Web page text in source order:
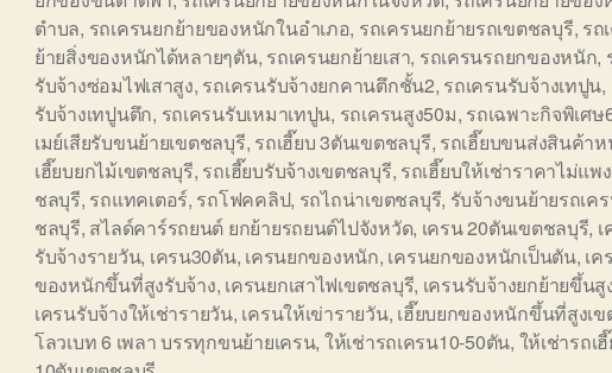
ตำบล, รถเครนยกย้ายของหนักในอำเภอ, รถเครนยกย้ายรถเขตชลบุรี, รถ
ย้ายสิ่งของหนักได้หลายๆตัน, รถเครนยกย้ายเสา, รถเครนรถยกของหนัก,
รับจ้างซ่อมไฟเสาสูง, รถเครนรับจ้างยกคานตึกชั้น2, รถเครนรับจ้างเทปูน,
รับจ้างเทปูนตึก, รถเครนรับเหมาเทปูน, รถเครนสูง50ม, รถเฉพาะกิจพิเศษ
เมย์เสียรับขนย้ายเขตชลบุรี, รถเฮี๊ยบ 3ตันเขตชลบุรี, รถเฮี๊ยบขนส่งสินค้า
เฮี๊ยบยกไม้เขตชลบุรี, รถเฮี๊ยบรับจ้างเขตชลบุรี, รถเฮี๊ยบให้เช่าราคาไม่แพ
ชลบุรี, รถแทคเตอร์, รถโฟคคลิป, รถไถน่าเขตชลบุรี, รับจ้างขนย้ายรถเค
ชลบุรี, สไลด์คาร์รถยนต์ ยกย้ายรถยนต์ไปจังหวัด, เครน 20ตันเขตชลบุรี,
รับจ้างรายวัน, เครน30ตัน, เครนยกของหนัก, เครนยกของหนักเป็นตัน, เค
ของหนักขึ้นที่สูงรับจ้าง, เครนยกเสาไฟเขตชลบุรี, เครนรับจ้างยกย้ายขึ้นสู
เครนรับจ้างให้เช่ารายวัน, เครนให้เข่ารายวัน, เฮี๊ยบยกของหนักขึ้นที่สูงเ
โลวเบท 6 เพลา บรรทุกขนย้ายเครน, ให้เช่ารถเครน10-50ตัน, ให้เช่ารถเ